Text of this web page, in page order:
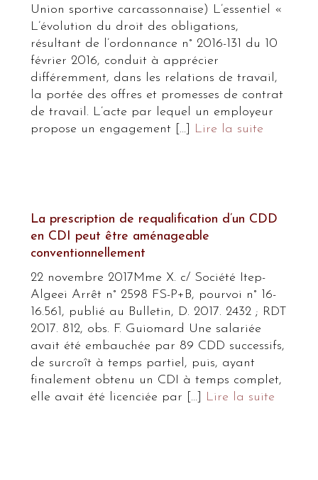
Union sportive carcassonnaise) L’essentiel «
L’évolution du droit des obligations,
résultant de l’ordonnance n° 2016-131 du 10
février 2016, conduit à apprécier
différemment, dans les relations de travail,
la portée des offres et promesses de contrat
de travail. L’acte par lequel un employeur
propose un engagement […]
Lire la suite
La prescription de requalification d’un CDD
en CDI peut être aménageable
conventionnellement
22 novembre 2017Mme X. c/ Société Itep-
Algeei Arrêt n° 2598 FS-P+B, pourvoi n° 16-
16.561, publié au Bulletin, D. 2017. 2432 ; RDT
2017. 812, obs. F. Guiomard Une salariée
avait été embauchée par 89 CDD successifs,
de surcroît à temps partiel, puis, ayant
finalement obtenu un CDI à temps complet,
elle avait été licenciée par […]
Lire la suite